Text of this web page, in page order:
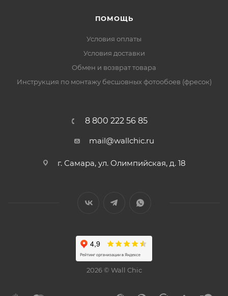
ПОМОЩЬ
Условия оплаты
Условия доставки
Обмен и возврат товара
Инструкция по монтажу бесшовных фотообоев (фресок)
8 800 222 56 85
mail@wallchic.ru
г. Самара, ул. Олимпийская, д. 18
2026 © Wall Chic